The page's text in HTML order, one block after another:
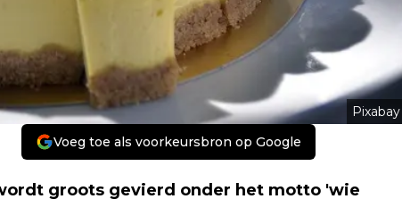
Pixabay
Voeg toe als voorkeursbron op Google
groots gevierd onder het motto 'wie